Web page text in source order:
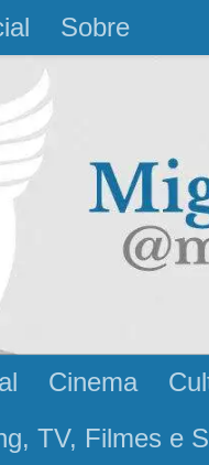
Sobre
Cinema
TV, Filmes e